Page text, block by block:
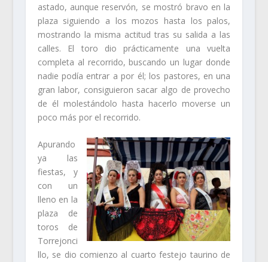
astado, aunque reservón, se mostró bravo en la
plaza siguiendo a los mozos hasta los palos,
mostrando la misma actitud tras su salida a las
calles. El toro dio prácticamente una vuelta
completa al recorrido, buscando un lugar donde
nadie podía entrar a por él; los pastores, en una
gran labor, consiguieron sacar algo de provecho
de él molestándolo hasta hacerlo moverse un
poco más por el recorrido.
Apurando
ya las
fiestas, y
con un
lleno en la
plaza de
toros de
Torrejonci
llo, se dio comienzo al cuarto festejo taurino de